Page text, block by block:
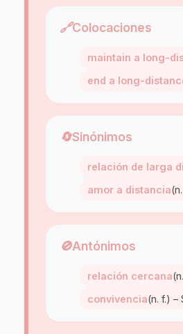
🔗Colocaciones
maintain a long-
end a long-
🔄Sinónimos
relación de larga
amor a distancia
🚫Antónimos
relación cercana
convivencia(n. f.)